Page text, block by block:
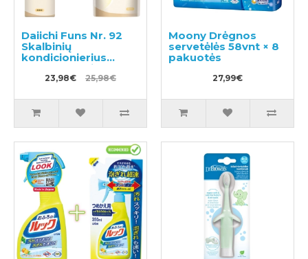
Daiichi Funs Nr. 92
Skalbinių
kondicionierius
600ml + papildymas
480ml23,98€ 25,98€
Moony Drėgnos
servetėlės 58vnt × 8
pakuotės
27,99€